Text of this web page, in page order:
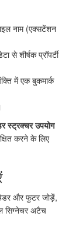
नाम (एक्सटेंशन
शीर्षक प्रॉपर्टी
में एक बुकमार्क
स्ट्रक्चर उपयोग
करने के लिए
और फुटर जोड़ें,
सिग्नेचर अटैच